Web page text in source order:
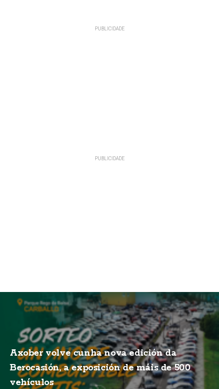
Axober volve cunha nova edición da
Berocasión, a exposición de máis de 500
vehículos